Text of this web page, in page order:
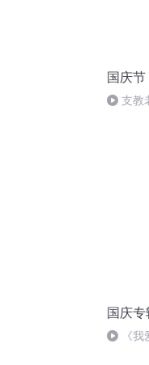
国庆节
支教
国庆专
《